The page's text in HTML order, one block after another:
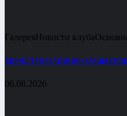
ГалереяНовости клуба
КИРИЛЛ ГОРБАТОВ ВОЗВРАЩАЕТСЯ!
06.08.2026